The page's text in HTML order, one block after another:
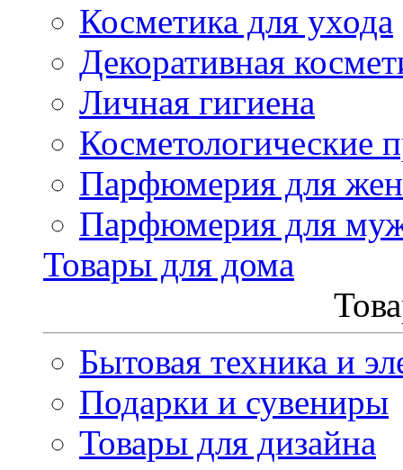
Косметика для ухода
Декоративная
Личная гигиена
Косметологические
Парфюмерия для
Парфюмерия для
Товары для дома
Бытовая техника и
Подарки и сувениры
Товары для дизайна